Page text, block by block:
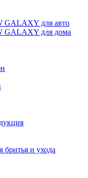
GALAXY для авто
GALAXY для дома
бритья и ухода